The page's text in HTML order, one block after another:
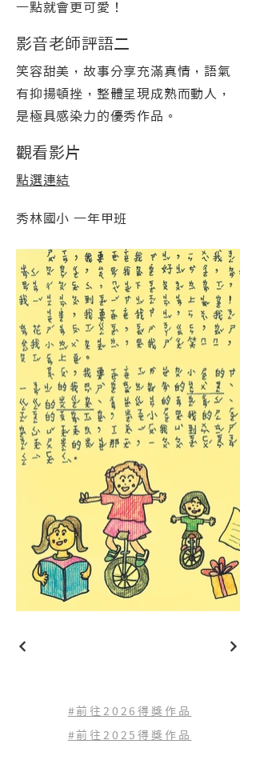
一點就會更可愛！
影音老師評語二
笑容甜美，故事分享充滿真情，語氣
有抑揚頓挫，整體呈現成熟而動人，
是極具感染力的優秀作品。
觀看影片
點選連結
秀林國小 一年甲班
#前往2026得獎作品
#前往2025得獎作品